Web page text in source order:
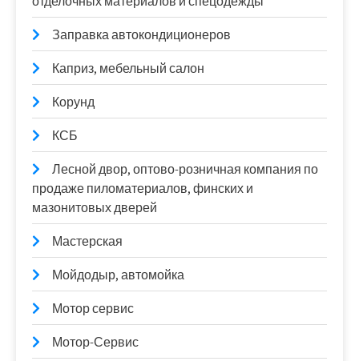
Заправка автокондиционеров
Каприз, мебельный салон
Корунд
КСБ
Лесной двор, оптово-розничная компания по
продаже пиломатериалов, финских и
мазонитовых дверей
Мастерская
Мойдодыр, автомойка
Мотор сервис
Мотор-Сервис